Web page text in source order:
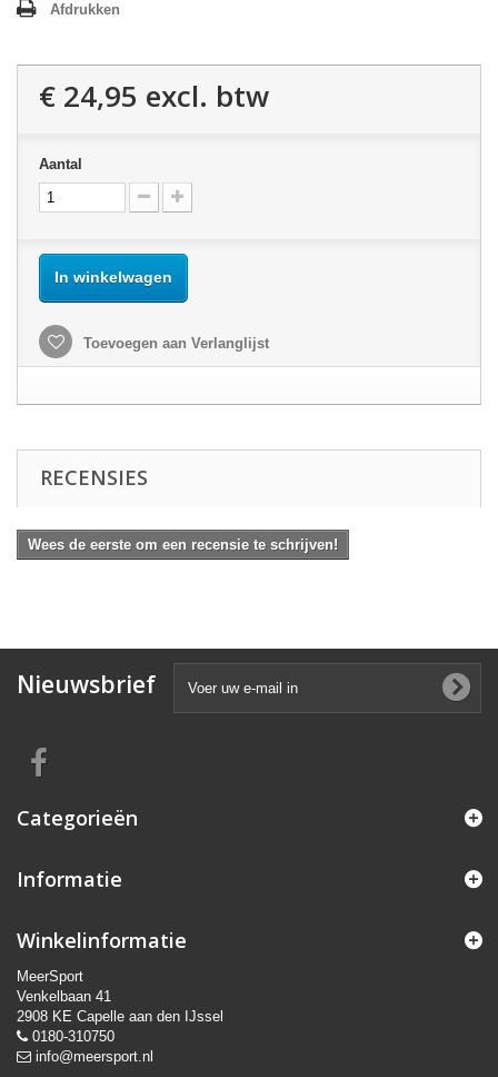
Afdrukken
€ 24,95 excl. btw
Aantal
In winkelwagen
Toevoegen aan Verlanglijst
RECENSIES
Wees de eerste om een recensie te schrijven!
Nieuwsbrief
Categorieën
Informatie
Winkelinformatie
MeerSport
Venkelbaan 41
2908 KE Capelle aan den IJssel
0180-310750
info@meersport.nl